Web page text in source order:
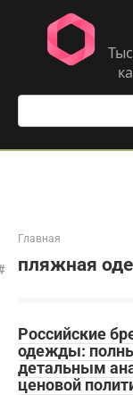
контенту
Поиск:
Главная
пляжная
Российские
одежды:
детальным
ценовой